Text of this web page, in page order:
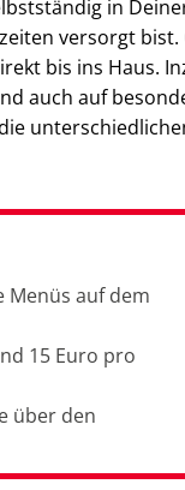
in
versorgt bist.
bis ins Haus.
auch auf
Menüs auf dem
15 Euro pro
über den